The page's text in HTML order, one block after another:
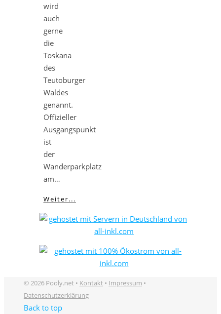
wird
auch
gerne
die
Toskana
des
Teutoburger
Waldes
genannt.
Offizieller
Ausgangspunkt
ist
der
Wanderparkplatz
am…
Weiter...
© 2026 Pooly.net • Kontakt • Impressum •
Datenschutzerklärung
Back to top